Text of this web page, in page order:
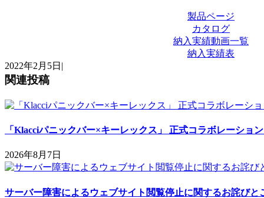
製品ページ
カタログ
納入実績動画一覧
納入実績表
2022年2月5日 |
関連投稿
「Klacciパニックバー×キーレックス」 正式コラボレーショ
2026年8月7日
サーバー障害によるウェブサイト閲覧停止に関するお詫びと